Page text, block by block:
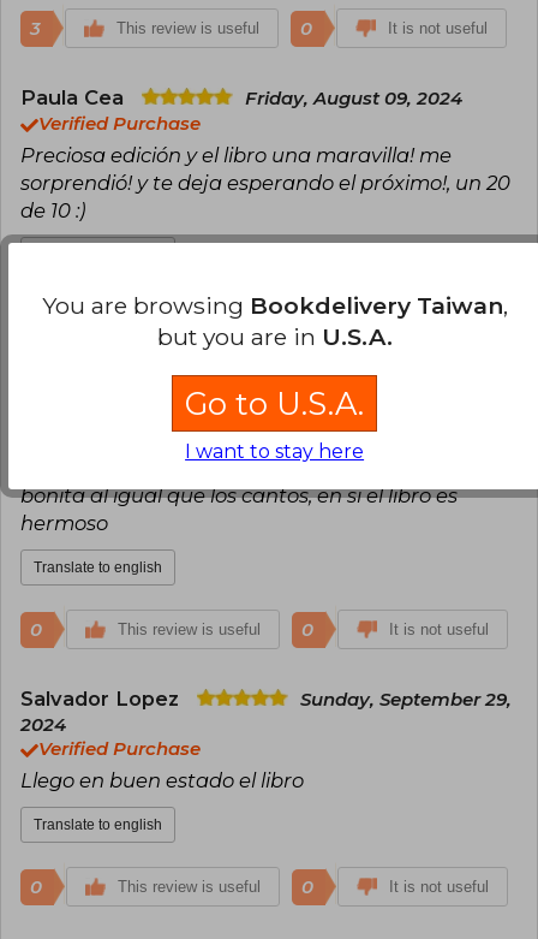
3 This review is useful 0 It is not useful
Paula Cea
Friday, August 09, 2024
Verified Purchase
Preciosa edición y el libro una maravilla! me
sorprendió! y te deja esperando el próximo!, un 20
de 10 :)
This review is useful 1 It is not useful
Monday, September 09,
Verified Purchase
Llegó antes de tiempo y la sobre cubierta es muy
bonita al igual que los cantos, en si el libro es
hermoso
Translate to english
0 This review is useful 0 It is not useful
Salvador Lopez
Sunday, September 29,
2024
Verified Purchase
Llego en buen estado el libro
Translate to english
0 This review is useful 0 It is not useful
You are browsing Bookdelivery Taiwan,
but you are in U.S.A.
Go to U.S.A.
I want to stay here